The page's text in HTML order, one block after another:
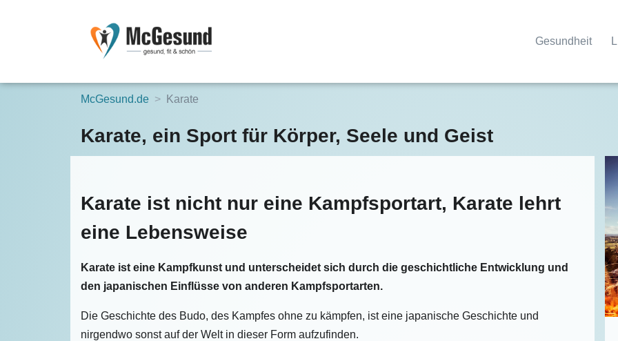
Gesundheit
McGesund.de Karate
Karate, ein Sport für Körper, Seele und Geist
Karate ist nicht nur eine Kampfsportart, Karate lehrt
eine Lebensweise
Karate ist eine Kampfkunst und unterscheidet sich durch die geschichtliche Entwicklung und
den japanischen Einflüsse von anderen Kampfsportarten.
Die Geschichte des Budo, des Kampfes ohne zu kämpfen, ist eine japanische Geschichte und
nirgendwo sonst auf der Welt in dieser Form aufzufinden.